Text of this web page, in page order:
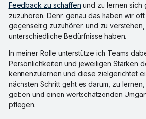
Feedback zu schaffen und zu lernen sich
zuzuhören. Denn genau das haben wir oft
gegenseitig zuzuhören und zu verstehen,
unterschiedliche Bedürfnisse haben.
In meiner Rolle unterstütze ich Teams
Persönlichkeiten und jeweiligen Stärken
kennenzulernen und diese zielgerichtet
nächsten Schritt geht es darum, zu
geben und einen wertschätzenden
pflegen.